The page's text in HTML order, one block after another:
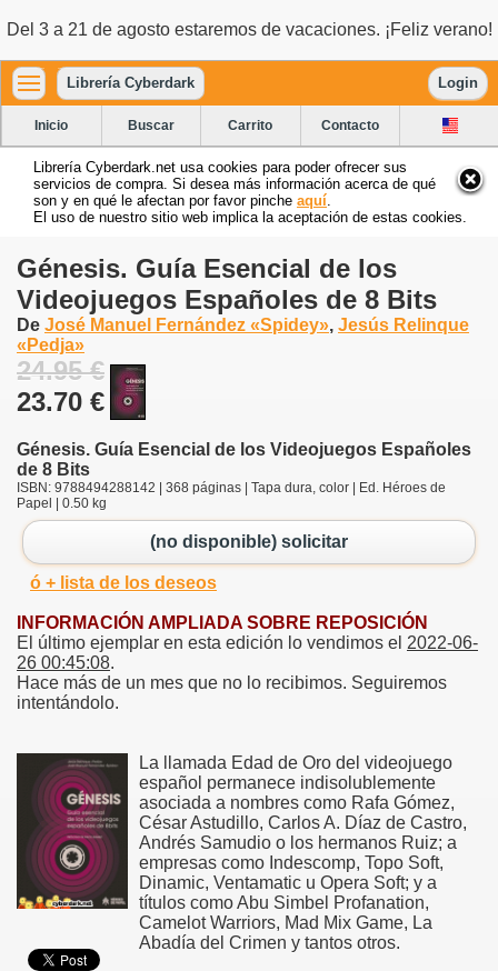
Del 3 a 21 de agosto estaremos de vacaciones. ¡Feliz verano!
Librería Cyberdark Login
Inicio Buscar Carrito Contacto
Librería Cyberdark.net usa cookies para poder ofrecer sus
servicios de compra. Si desea más información acerca de qué
son y en qué le afectan por favor pinche aquí
El uso de nuestro sitio web implica la aceptación de estas cookies.
Génesis. Guía Esencial de los
Videojuegos Españoles de 8 Bits
De José Manuel Fernández «Spidey», Jesús Relinque
«Pedja»
24.95 €
23.70 €
Génesis. Guía Esencial de los Videojuegos Españoles
de 8 Bits
ISBN: 9788494288142 | 368 páginas | Tapa dura, color | Ed. Héroes de
Papel | 0.50 kg
(no disponible) solicitar
ó + lista de los deseos
INFORMACIÓN AMPLIADA SOBRE REPOSICIÓN
El último ejemplar en esta edición lo vendimos el 2022-06-
26 00:45:08.
Hace más de un mes que no lo recibimos. Seguiremos
intentándolo.
La llamada Edad de Oro del videojuego
español permanece indisolublemente
asociada a nombres como Rafa Gómez,
César Astudillo, Carlos A. Díaz de Castro,
Andrés Samudio o los hermanos Ruiz; a
empresas como Indescomp, Topo Soft,
Dinamic, Ventamatic u Opera Soft; y a
títulos como Abu Simbel Profanation,
Camelot Warriors, Mad Mix Game, La
Abadía del Crimen y tantos otros.